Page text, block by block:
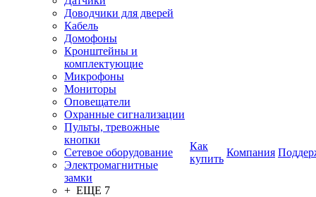
Доводчики для дверей
Кабель
Домофоны
Кронштейны и
комплектующие
Микрофоны
Мониторы
Оповещатели
Охранные сигнализации
Пульты, тревожные
кнопки
Сетевое оборудование
Электромагнитные
замки
+ ЕЩЕ 7
Как
купить
Компания